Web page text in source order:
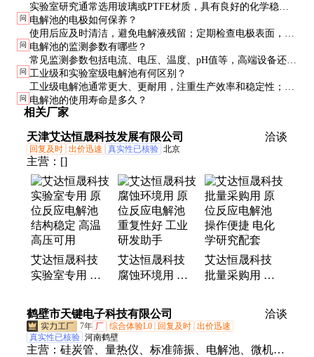
实验室研究通常选用玻璃或PTFE材质，具有良好的化学稳定
性；工业应用可能需要不锈钢或特殊合金，耐腐蚀性能更强。
问 电解池的电极如何保养？
使用后应及时清洁，避免电解液残留；定期检查电极表面，如
有污染或损坏应及时更换或处理。
问 电解池的监测参数有哪些？
常见监测参数包括电流、电压、温度、pH值等，高端设备还可
监测气体产物浓度等更多参数。
问 工业级和实验室级电解池有何区别？
工业级电解池通常更大、更耐用，注重生产效率和稳定性；实
验室级则更注重精确控制和数据采集功能。
问 电解池的使用寿命是多久？
相关厂家
天津艾达恒晟科技发展有限公司 洽谈
回复及时 出价迅速 真实性已核验 北京
主营： []
艾达恒晟科技
实验室专用 原
结构稳定 高温
高压可用
艾达恒晟科技
腐蚀环境用 原
重复性好 工业
研发助手
艾达恒晟科技
批量采购用 原
操作便捷 电化
学研究配套
鹤壁市天键电子科技有限公司 洽谈
7年 厂 综合体验L0 回复及时 出价迅速
真实性已核验 河南鹤壁
主营： 硅炭管、量热仪、标准筛振、电解池、微机自